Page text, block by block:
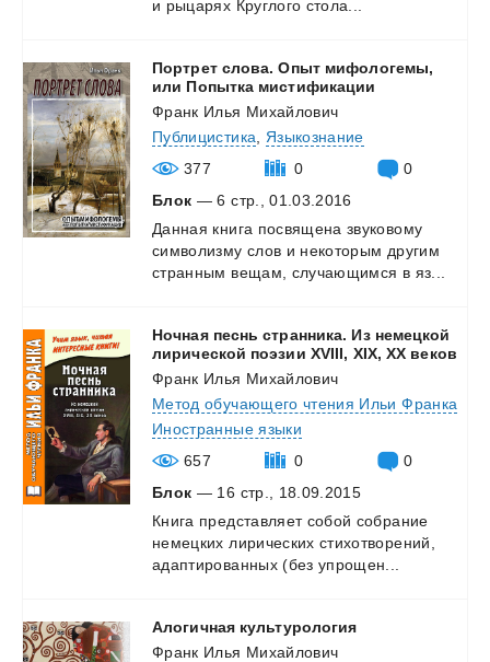
и рыцарях Круглого стола...
Портрет слова. Опыт мифологемы,
или Попытка мистификации
Франк Илья Михайлович
Публицистика
Языкознание
377
0
0
Блок — 6 стр., 01.03.2016
Данная книга посвящена звуковому
символизму слов и некоторым другим
странным вещам, случающимся в яз...
Ночная песнь странника. Из немецкой
лирической поэзии XVIII, XIX, XX веков
Франк Илья Михайлович
Метод обучающего чтения Ильи Франка
Иностранные языки
657
0
0
Блок — 16 стр., 18.09.2015
Книга представляет собой собрание
немецких лирических стихотворений,
адаптированных (без упрощен...
Алогичная культурология
Франк Илья Михайлович